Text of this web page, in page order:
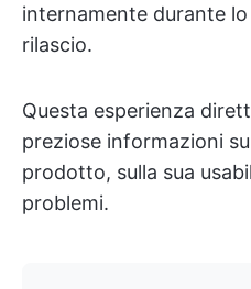
internamente durante
rilascio.
Questa esperienza
preziose informazioni
prodotto, sulla sua
problemi.